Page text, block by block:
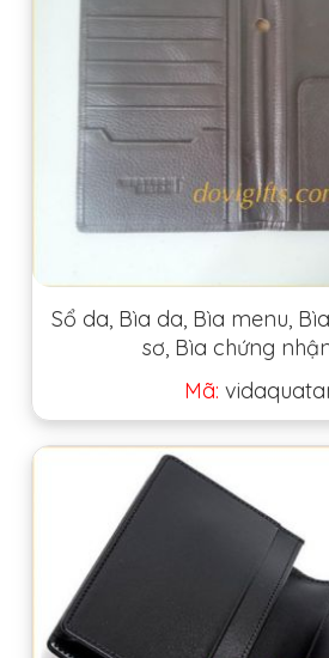
Sổ da, Bìa da, Bìa menu,
sơ, Bìa chứng
Mã: